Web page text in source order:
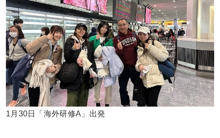
1月30日「海外研修A」出発